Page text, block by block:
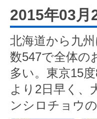
2015年03月
北海道から九
数547で全体の
多い。東京15
より2日早く、
ンシロチョウの